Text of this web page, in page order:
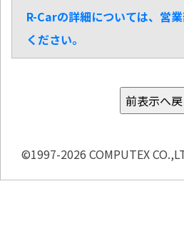
R-Carの詳細については、営
ください。
©1997-2026 COMPUTEX